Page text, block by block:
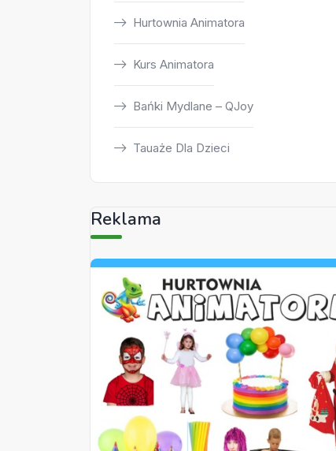
Hurtownia Animatora
Kurs Animatora
Bańki Mydlane – QJoy
Tauaże Dla Dzieci
Reklama